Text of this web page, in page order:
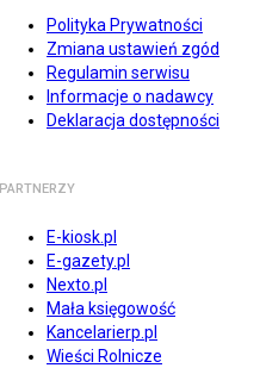
Polityka Prywatności
Zmiana ustawień zgód
Regulamin serwisu
Informacje o nadawcy
Deklaracja dostępności
PARTNERZY
E-kiosk.pl
E-gazety.pl
Nexto.pl
Mała księgowość
Kancelarierp.pl
Wieści Rolnicze